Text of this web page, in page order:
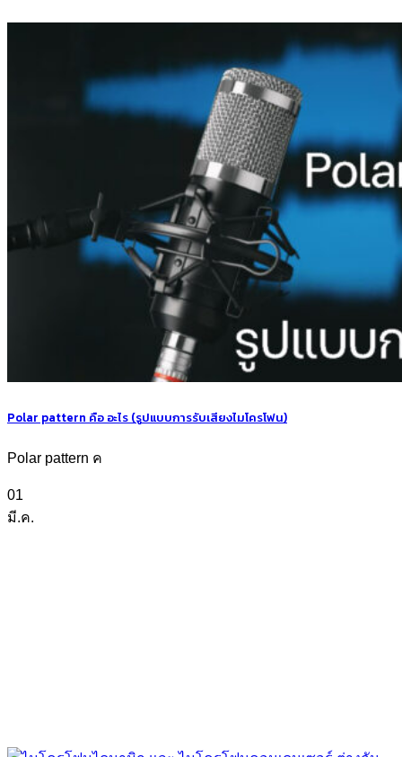
Polar pattern คือ อะไร (รูปแบบการรับเสียงไมโครโฟน)
Polar pattern ค
01
มี.ค.